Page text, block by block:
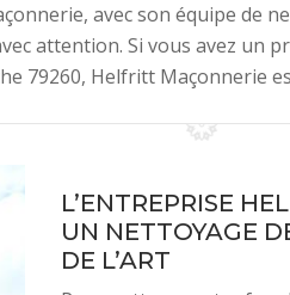
avec son équipe de
attention. Si vous avez un
79260, Helfritt Maçonnerie
L’ENTREPRISE
UN NETTOYAGE
DE L’ART